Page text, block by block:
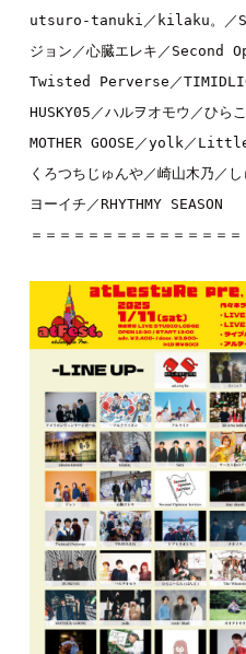
utsuro-tanuki／kilaku。／
ジョン／心臓エレキ／
Twisted Perverse／
HUSKY05／ハルヲオモウ／
MOTHER GOOSE／yolk／
くろつちじゅんや／崎山木乃／
ヨーイチ／RHYTHMY SEASON
＝＝＝＝＝＝＝＝＝＝＝＝＝＝